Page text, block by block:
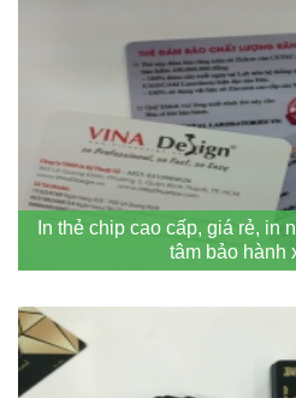
In thẻ chip cao cấp, giá rẻ, in
tâm bảo hành